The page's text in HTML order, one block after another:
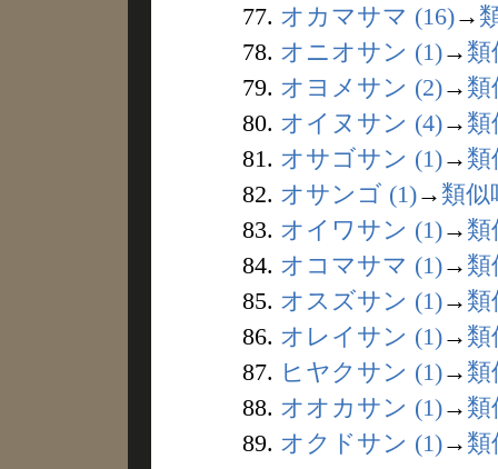
77. オカマサマ (16)→
78. オニオサン (1)→ 類
79. オヨメサン (2)→ 類
80. オイヌサン (4)→ 類
81. オサゴサン (1)→ 類
82. オサンゴ (1)→ 類似
83. オイワサン (1)→ 類
84. オコマサマ (1)→ 類
85. オスズサン (1)→ 類
86. オレイサン (1)→ 類
87. ヒヤクサン (1)→ 類
88. オオカサン (1)→ 類
89. オクドサン (1)→ 類